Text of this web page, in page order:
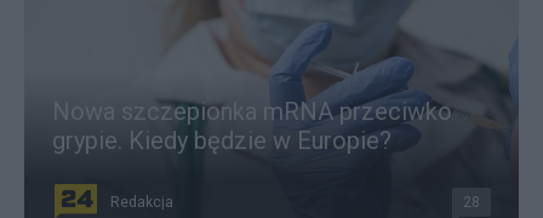
Nowa szczepionka mRNA przeciwko
grypie. Kiedy będzie w Europie?
Redakcja 28